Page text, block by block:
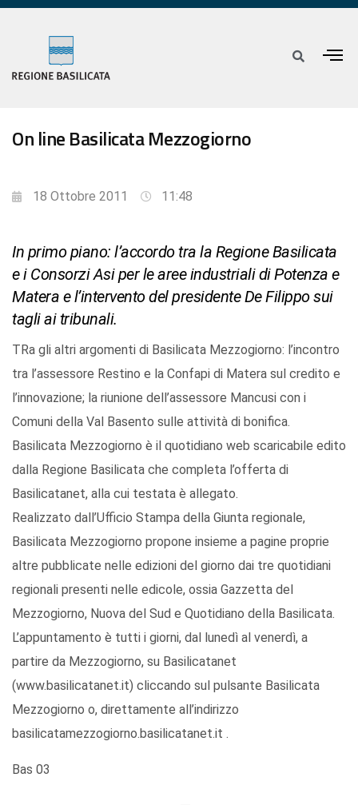
On line Basilicata Mezzogiorno
18 Ottobre 2011 11:48
In primo piano: l’accordo tra la Regione Basilicata
e i Consorzi Asi per le aree industriali di Potenza e
Matera e l’intervento del presidente De Filippo sui
tagli ai tribunali.
TRa gli altri argomenti di Basilicata Mezzogiorno: l’incontro
tra l’assessore Restino e la Confapi di Matera sul credito e
l’innovazione; la riunione dell’assessore Mancusi con i
Comuni della Val Basento sulle attività di bonifica.
Basilicata Mezzogiorno è il quotidiano web scaricabile edito
dalla Regione Basilicata che completa l’offerta di
Basilicatanet, alla cui testata è allegato.
Realizzato dall’Ufficio Stampa della Giunta regionale,
Basilicata Mezzogiorno propone insieme a pagine proprie
altre pubblicate nelle edizioni del giorno dai tre quotidiani
regionali presenti nelle edicole, ossia Gazzetta del
Mezzogiorno, Nuova del Sud e Quotidiano della Basilicata.
L’appuntamento è tutti i giorni, dal lunedì al venerdì, a
partire da Mezzogiorno, su Basilicatanet
(www.basilicatanet.it) cliccando sul pulsante Basilicata
Mezzogiorno o, direttamente all’indirizzo
basilicatamezzogiorno.basilicatanet.it .
Bas 03